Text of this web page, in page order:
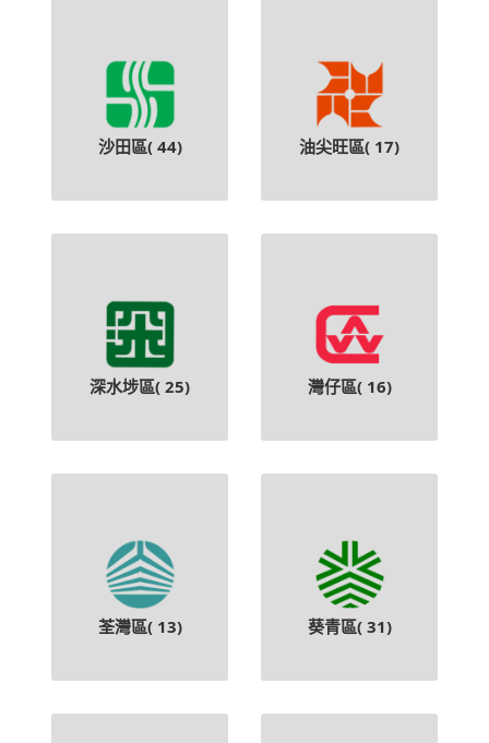
沙田區( 44) 油尖旺區( 17)
深水埗區( 25) 灣仔區( 16)
荃灣區( 13) 葵青區( 31)